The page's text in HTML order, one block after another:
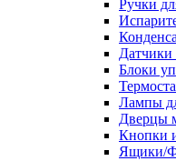
Ручки
Датчики
Блоки
Лампы
Дверцы
Кнопки
Ящики/